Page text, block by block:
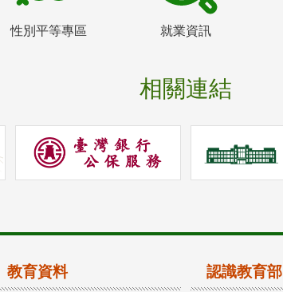
性別平等專區 就業資訊
相關連結
教育資料 認識教育部